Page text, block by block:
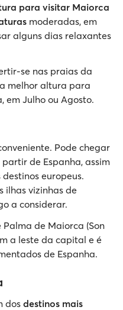
para visitar Maiorca
moderadas, em
alguns dias relaxantes
se nas praias da
melhor altura para
em Julho ou Agosto.
Pode chegar
de Espanha, assim
europeus.
ilhas vizinhas de
a considerar.
Palma de Maiorca (Son
a leste da capital e é
de Espanha.
dos destinos mais